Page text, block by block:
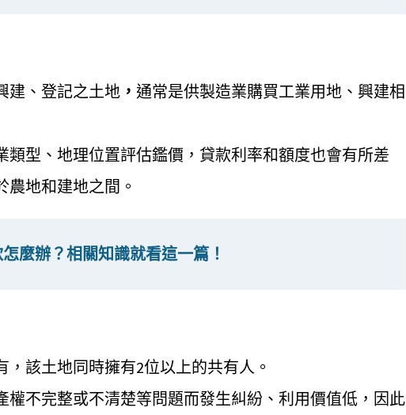
建、登記之土地 ， 通常是供製造業購買工業用地、興建相
類型、地理位置評估鑑價，貸款利率和額度也會有所差
農地和建地之間。
麼辦？相關知識就看這一篇！
，該土地同時擁有2位以上的共有人。
權不完整或不清楚等問題而發生糾紛、利用價值低，因此